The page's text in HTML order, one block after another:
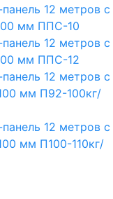
12 метров с
мм ППС-10
12 метров с
мм ППС-12
12 метров с
мм П92-100кг/
12 метров с
мм П100-110кг/